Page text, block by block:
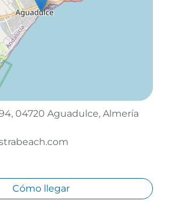
04720 Aguadulce, Almería
Cómo llegar